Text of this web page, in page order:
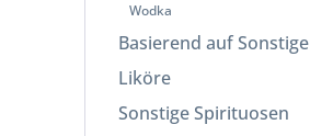
Wodka
Basierend auf Sonstige
Liköre
Sonstige Spirituosen